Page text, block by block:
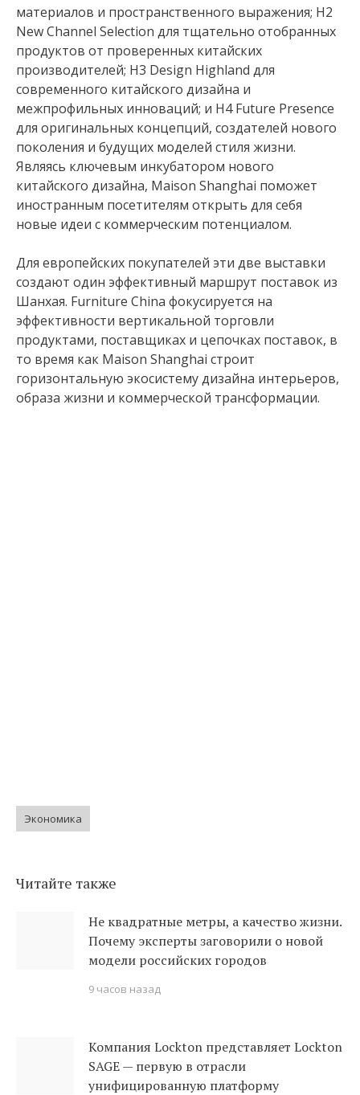
материалов и пространственного выражения; H2
New Channel Selection для тщательно отобранных
продуктов от проверенных китайских
производителей; H3 Design Highland для
современного китайского дизайна и
межпрофильных инноваций; и H4 Future Presence
для оригинальных концепций, создателей нового
поколения и будущих моделей стиля жизни.
Являясь ключевым инкубатором нового
китайского дизайна, Maison Shanghai поможет
иностранным посетителям открыть для себя
новые идеи с коммерческим потенциалом.
Для европейских покупателей эти две выставки
создают один эффективный маршрут поставок из
Шанхая. Furniture China фокусируется на
эффективности вертикальной торговли
продуктами, поставщиках и цепочках поставок, в
то время как Maison Shanghai строит
горизонтальную экосистему дизайна интерьеров,
образа жизни и коммерческой трансформации.
Экономика
Читайте также
Не квадратные метры, а качество жизни.
Почему эксперты заговорили о новой
модели российских городов
9 часов назад
Компания Lockton представляет Lockton
SAGE — первую в отрасли
унифицированную платформу